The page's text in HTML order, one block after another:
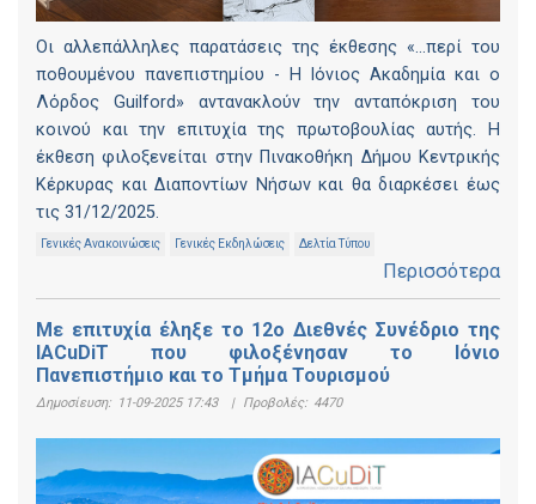
Οι αλλεπάλληλες παρατάσεις της έκθεσης «…περί του
ποθουμένου πανεπιστημίου - Η Ιόνιος Ακαδημία και ο
Λόρδος Guilford» αντανακλούν την ανταπόκριση του
κοινού και την επιτυχία της πρωτοβουλίας αυτής. Η
έκθεση φιλοξενείται στην Πινακοθήκη Δήμου Κεντρικής
Κέρκυρας και Διαποντίων Νήσων και θα διαρκέσει έως
τις 31/12/2025.
Γενικές Ανακοινώσεις Γενικές Εκδηλώσεις Δελτία Τύπου
Περισσότερα
Με επιτυχία έληξε το 12ο Διεθνές Συνέδριο της
IACuDiT που φιλοξένησαν το Ιόνιο
Πανεπιστήμιο και το Τμήμα Τουρισμού
Δημοσίευση: 11-09-2025 17:43 | Προβολές: 4470